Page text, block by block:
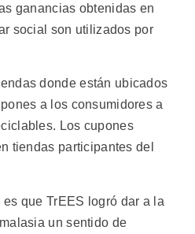
ganancias obtenidas en
social son utilizados por
donde están ubicados
a los consumidores a
Los cupones
tiendas participantes del
que TrEES logró dar a la
un sentido de